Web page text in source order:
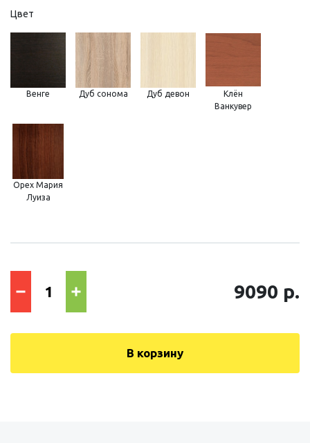
Цвет
Венге Дуб сонома Дуб девон
Клён
Ванкувер
Орех Мария
Луиза
9090 р.
В корзину